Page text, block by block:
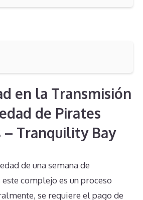
en la Transmisión
de Pirates
– Tranquility Bay
de una semana de
complejo es un proceso
se requiere el pago de